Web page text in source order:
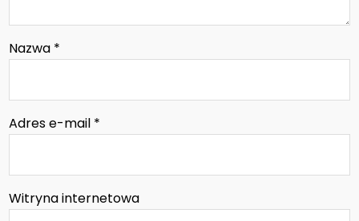
Nazwa *
Adres e-mail *
Witryna internetowa